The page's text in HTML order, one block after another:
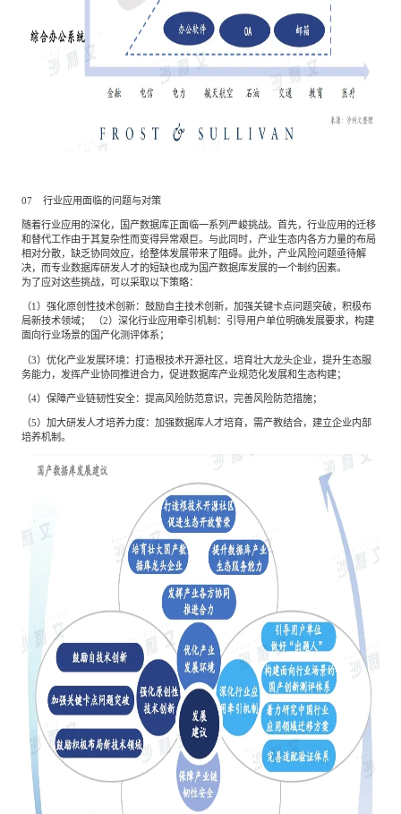
07 行业应用面临的问题与对策
随着行业应用的深化，国产数据库正面临一系列严峻挑战。首先，行业应用的迁移
和替代工作由于其复杂性而变得异常艰巨。与此同时，产业生态内各方力量的布局
相对分散，缺乏协同效应，给整体发展带来了阻碍。此外，产业风险问题亟待解
决，而专业数据库研发人才的短缺也成为国产数据库发展的一个制约因素。
为了应对这些挑战，可以采取以下策略：
（1）强化原创性技术创新：鼓励自主技术创新，加强关键卡点问题突破，积极布
局新技术领域； （2）深化行业应用牵引机制：引导用户单位明确发展要求，构建
面向行业场景的国产化测评体系；
（3）优化产业发展环境：打造根技术开源社区，培育壮大龙头企业，提升生态服
务能力，发挥产业协同推进合力，促进数据库产业规范化发展和生态构建；
（4）保障产业链韧性安全：提高风险防范意识，完善风险防范措施；
（5）加大研发人才培养力度：加强数据库人才培育，需产教结合，建立企业内部
培养机制。